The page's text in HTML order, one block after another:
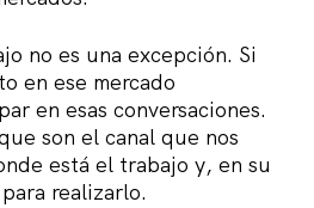
no es una excepción. Si
en ese mercado
en esas conversaciones.
son el canal que nos
está el trabajo y, en su
realizarlo.